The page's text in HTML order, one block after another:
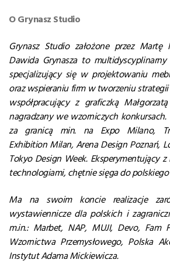
O Grynasz Studio
Grynasz Studio założone przez Martę
Dawida Grynasza to
specjalizujący się w projektowaniu
oraz wspieraniu firm w tworzeniu strategii
współpracujący z graficzką
nagradzany we wzorniczych
za granicą min. na Expo Milano,
Exhibition Milan, Arena Design Poznań,
Tokyo Design Week. Eksperymentujący
technologiami, chętnie sięga do polskiego
Ma na swoim koncie realizacje
wystawiennicze dla polskich i
m.in.: Marbet, NAP, MUJI, Devo, Fam
Wzornictwa Przemysłowego, Polska
Instytut Adama Mickiewicza.